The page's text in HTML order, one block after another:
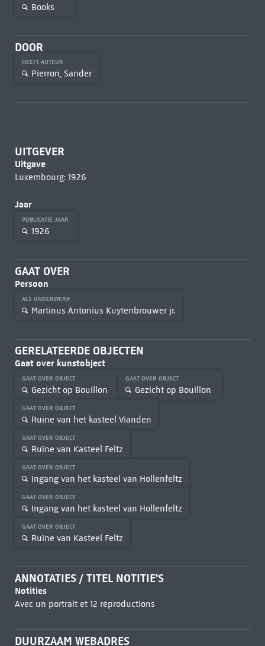
Books
DOOR
HEEFT AUTEUR
Pierron, Sander
UITGEVER
Uitgave
Luxembourg: 1926
Jaar
PUBLICATIE JAAR
1926
GAAT OVER
Persoon
ALS ONDERWERP
Martinus Antonius Kuytenbrouwer jr.
GERELATEERDE OBJECTEN
Gaat over kunstobject
GAAT OVER OBJECT
Gezicht op Bouillon
GAAT OVER OBJECT
Gezicht op Bouillon
GAAT OVER OBJECT
Ruïne van het kasteel Vianden
GAAT OVER OBJECT
Ruïne van Kasteel Feltz
GAAT OVER OBJECT
Ingang van het kasteel van Hollenfeltz
GAAT OVER OBJECT
Ingang van het kasteel van Hollenfeltz
GAAT OVER OBJECT
Ruïne van Kasteel Feltz
ANNOTATIES / TITEL NOTITIE'S
Notities
Avec un portrait et 12 réproductions
DUURZAAM WEBADRES